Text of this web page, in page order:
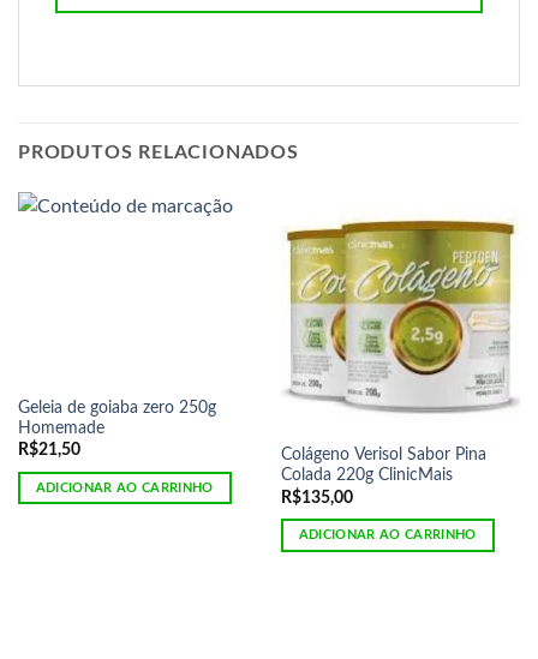
PRODUTOS RELACIONADOS
Geleia de goiaba zero 250g
Homemade
R$21,50
ADICIONAR AO CARRINHO
Colágeno Verisol Sabor Pina
Colada 220g ClinicMais
R$135,00
ADICIONAR AO CARRINHO